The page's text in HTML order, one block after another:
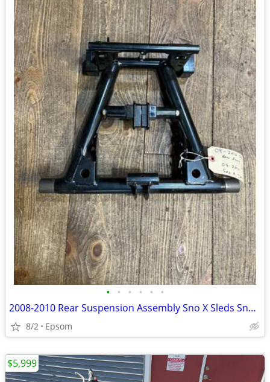
• • • • • •
2008-2010 Rear Suspension Assembly Sno X Sleds Snowmobiles
8/2 Epsom
$5,999